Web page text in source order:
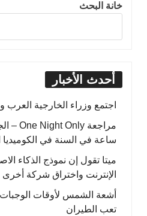
خانة البحث
أحدث الأخبار
اجتمع وزراء الخارجية العرب
ساعة في السنة في الكوميديا
ميتا تقول إن نموذج الذكاء
الإنترنت واختراق شركة أخرى
أشعة الشمس لأوقات
تعب الطيران